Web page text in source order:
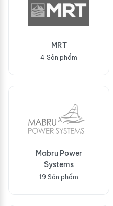
MRT
4 Sản phẩm
Mabru Power
Systems
19 Sản phẩm